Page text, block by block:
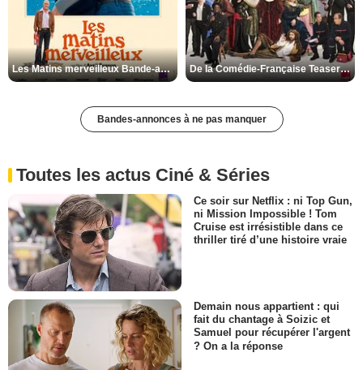
Les Matins merveilleux Bande-annonce VF De la Comédie-Française Teaser VF
Bandes-annonces à ne pas manquer
Toutes les actus Ciné & Séries
Ce soir sur Netflix : ni Top Gun,
ni Mission Impossible ! Tom
Cruise est irrésistible dans ce
thriller tiré d’une histoire vraie
Demain nous appartient : qui
fait du chantage à Soizic et
Samuel pour récupérer l'argent
? On a la réponse